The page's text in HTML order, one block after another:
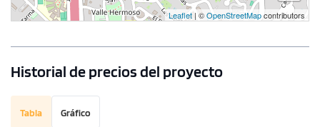
Leaflet| ©OpenStreetMapcontributors
Historial de precios del proyecto
Tabla Gráfico